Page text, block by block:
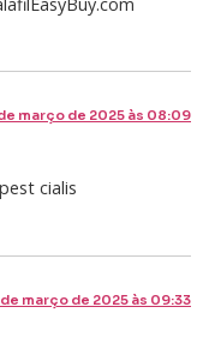
março de 2025 às 08:09
cialis
março de 2025 às 09:33